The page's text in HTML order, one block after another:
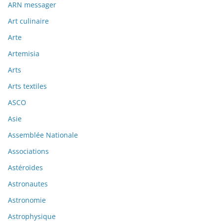
ARN messager
Art culinaire
Arte
Artemisia
Arts
Arts textiles
ASCO
Asie
Assemblée Nationale
Associations
Astéroïdes
Astronautes
Astronomie
Astrophysique